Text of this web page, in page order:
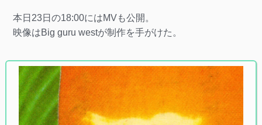
本日23日の18:00にはMVも公開。
映像はBig guru westが制作を手がけた。